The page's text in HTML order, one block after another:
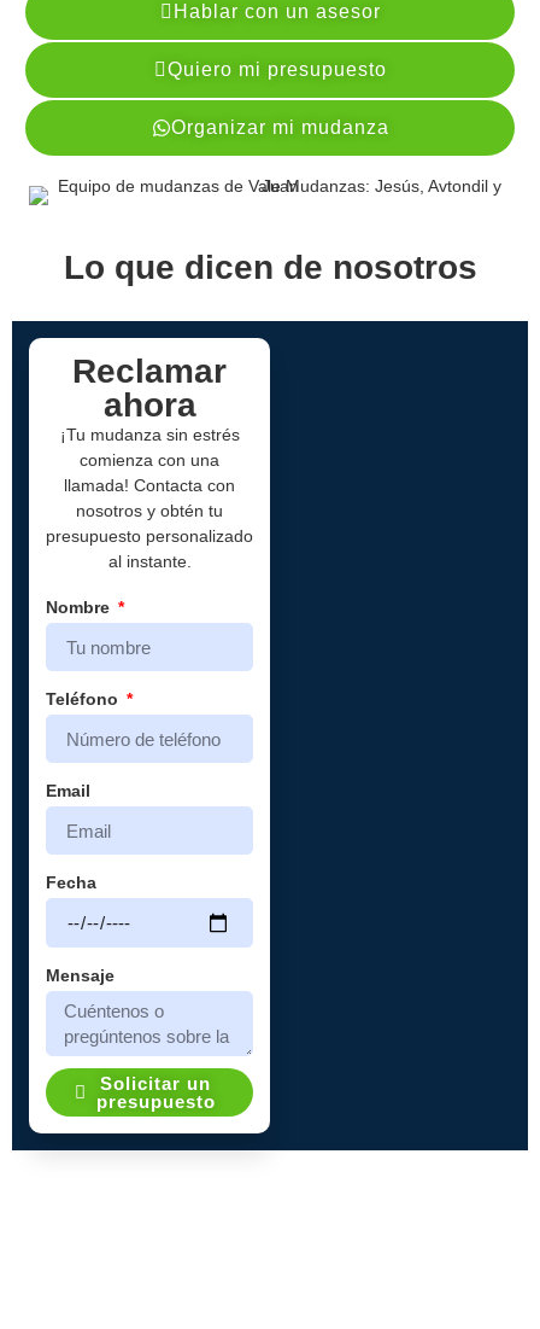
Hablar con un asesor
Quiero mi presupuesto
Organizar mi mudanza
Lo que dicen de nosotros
Reclamar
ahora
¡Tu mudanza sin estrés
comienza con una
llamada! Contacta con
nosotros y obtén tu
presupuesto personalizado
al instante.
Nombre
Teléfono
Email
Fecha
Mensaje
Solicitar un
presupuesto